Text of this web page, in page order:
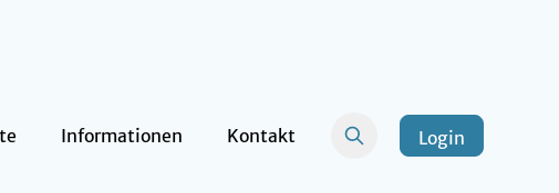
Informationen Kontakt Login